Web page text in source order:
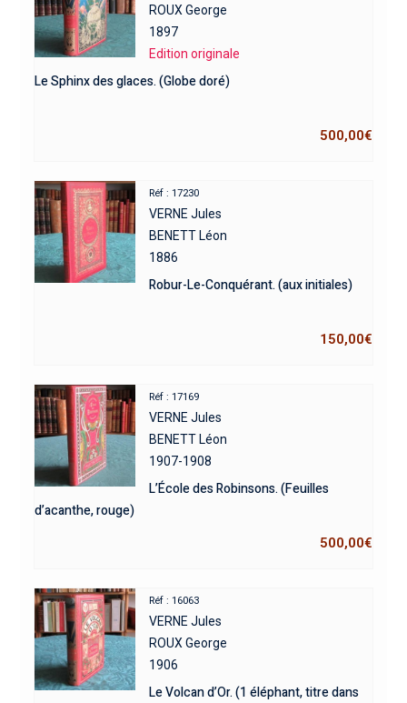
ROUX George
1897
Edition originale
Le Sphinx des glaces. (Globe doré)
500,00€
Réf : 17230
VERNE Jules
BENETT Léon
1886
Robur-Le-Conquérant. (aux initiales)
150,00€
Réf : 17169
VERNE Jules
BENETT Léon
1907-1908
L’École des Robinsons. (Feuilles
d’acanthe, rouge)
500,00€
Réf : 16063
VERNE Jules
ROUX George
1906
Le Volcan d’Or. (1 éléphant, titre dans